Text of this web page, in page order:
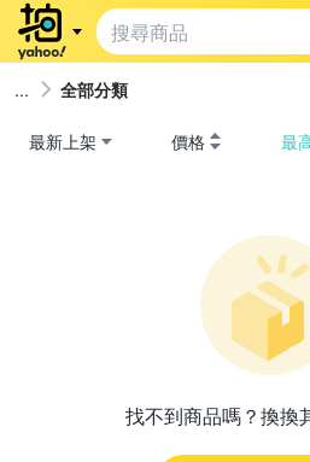
全部分類
最新上架 價格 最
找不到商品嗎？換換